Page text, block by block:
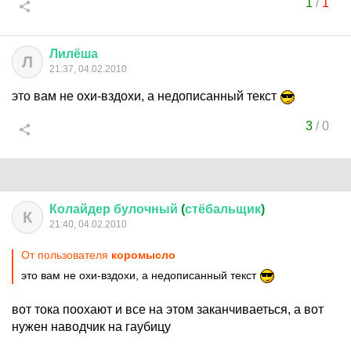
1 / 1
Л Лилёша
21:37, 04.02.2010
это вам не охи-вздохи, а недописанный текст
3/0
К Колайдер булочный (стёбальщик)
21:40, 04.02.2010
От пользователя коромысло
это вам не охи-вздохи, а недописанный текст
вот тока поохают и все на этом заканчиваеться, а вот
нужен наводчик на гаубицу